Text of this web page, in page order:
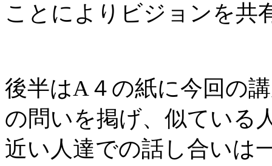
ことによりビジョンを共
後半はA４の紙に今回の
の問いを掲げ、似ている
近い人達での話し合いは